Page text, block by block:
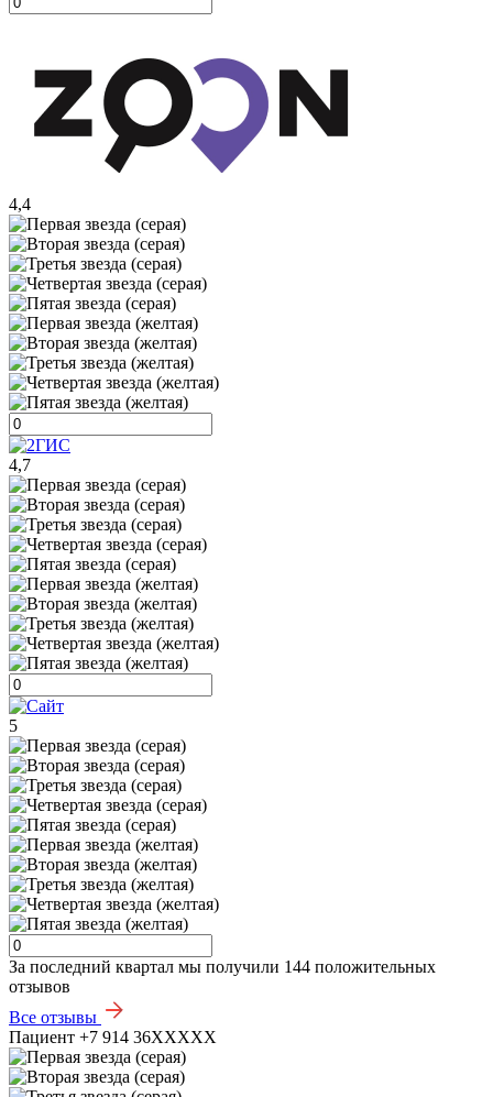
4,4
4,7
5
За последний квартал мы получили 144 положительных
отзывов
Все отзывы
Пациент +7 914 36XXXXX